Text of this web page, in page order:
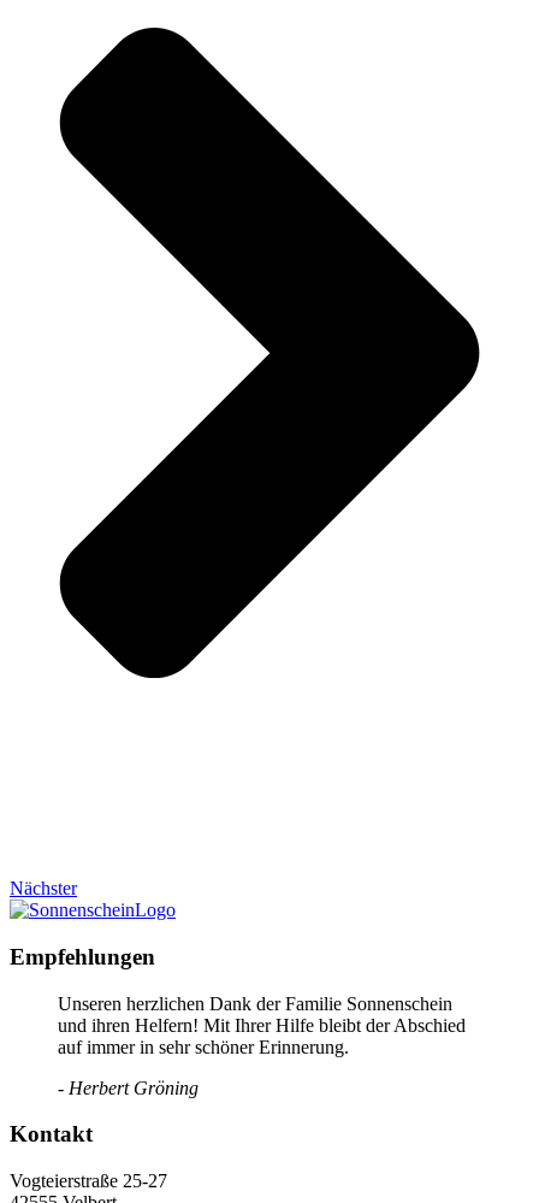
Nächster
Empfehlungen
Unseren herzlichen Dank der Familie Sonnenschein
und ihren Helfern! Mit Ihrer Hilfe bleibt der Abschied
auf immer in sehr schöner Erinnerung.
- Herbert Gröning
Kontakt
Vogteierstraße 25-27